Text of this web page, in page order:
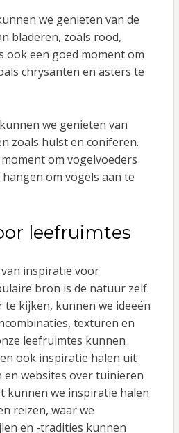
we genieten van de
bladeren, zoals rood,
ook een goed moment om
chrysanten en asters te
we genieten van
zoals hulst en coniferen.
om vogelvoeders
om vogels aan te
leefruimtes
inspiratie voor
bron is de natuur zelf.
kijken, kunnen we ideeën
texturen en
leefruimtes kunnen
ook inspiratie halen uit
websites over tuinieren
kunnen we inspiratie halen
reizen, waar we
en -tradities kunnen